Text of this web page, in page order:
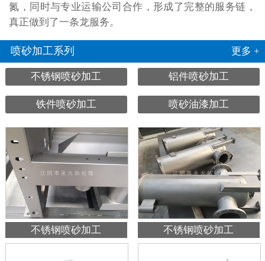
氮，同时与专业运输公司合作，形成了完整的服务链，
真正做到了一条龙服务。
喷砂加工系列 更多 +
不锈钢喷砂加工 铝件喷砂加工
铁件喷砂加工 喷砂油漆加工
不锈钢喷砂加工 不锈钢喷砂加工